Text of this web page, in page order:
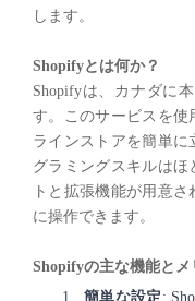
します。
Shopifyとは何か？
Shopifyは、カナダに
す。このサービスを使
ラインストアを簡単に
グラミングスキルはほ
トと拡張機能が用意
に操作できます。
Shopifyの主な機能とメ
簡単な設定 :